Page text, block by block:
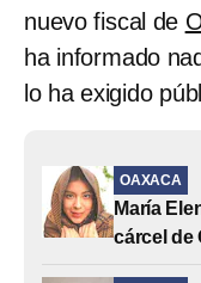
nuevo fiscal de
ha informado
lo ha exigido
OAXACA
María
cárcel de